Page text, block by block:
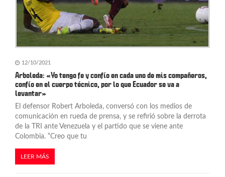
a
d
a
s
12/10/2021
Arboleda: «Yo tengo fe y confío en cada uno de mis compañeros,
confío en el cuerpo técnico, por lo que Ecuador se va a
levantar»
El defensor Robert Arboleda, conversó con los medios de
comunicación en rueda de prensa, y se refirió sobre la derrota
de la TRI ante Venezuela y el partido que se viene ante
Colombia. “Creo que tu
LEER MÁS